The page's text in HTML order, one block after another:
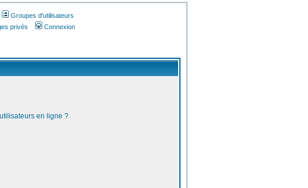
Groupes d'utilisateurs
privés Connexion
en ligne ?